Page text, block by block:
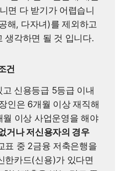
면 다 받기가 어렵습니
해, 다자녀)를 제외하고
생각하면 될 것 입니다.
건
신용등급 5등급 이내
인은 6개월 이상 재직해
월 이상 사업운영을 해야
거나 저신용자의 경우
표 중 2금융 저축은행을
한카드(신용)가 있다면